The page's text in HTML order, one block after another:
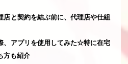
店と契約を結ぶ前に、代理店や仕組
、アプリを使用してみた☆特に在宅
方も紹介